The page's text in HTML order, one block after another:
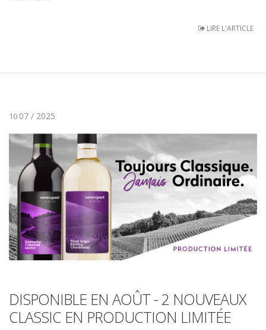
LIRE L'ARTICLE
10 07 / 2025
DISPONIBLE EN AOÛT - 2 NOUVEAUX
CLASSIC EN PRODUCTION LIMITÉE